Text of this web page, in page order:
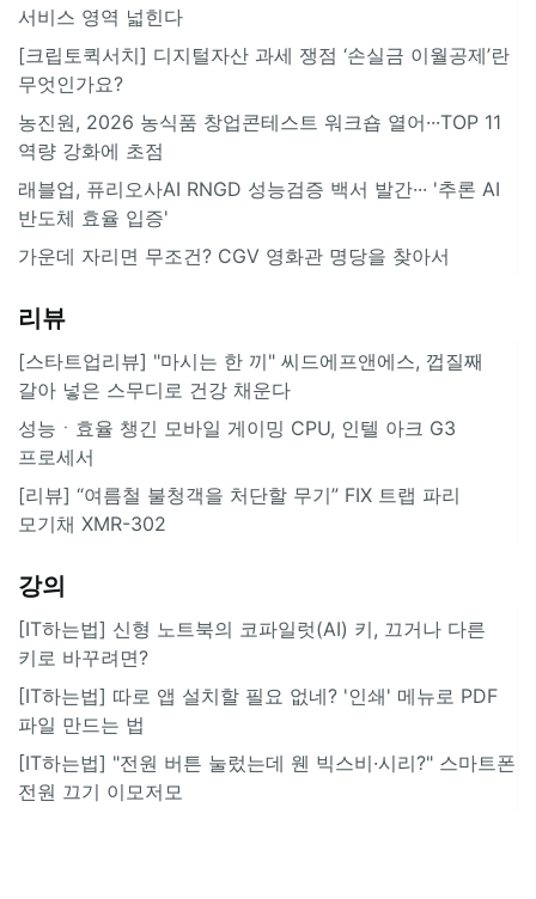
서비스 영역 넓힌다
[크립토퀵서치] 디지털자산 과세 쟁점 ‘손실금 이월공제’란
무엇인가요?
농진원, 2026 농식품 창업콘테스트 워크숍 열어···TOP 11
역량 강화에 초점
래블업, 퓨리오사AI RNGD 성능검증 백서 발간··· '추론 AI
반도체 효율 입증'
가운데 자리면 무조건? CGV 영화관 명당을 찾아서
리뷰
[스타트업리뷰] "마시는 한 끼" 씨드에프앤에스, 껍질째
갈아 넣은 스무디로 건강 채운다
성능ㆍ효율 챙긴 모바일 게이밍 CPU, 인텔 아크 G3
프로세서
[리뷰] “여름철 불청객을 처단할 무기” FIX 트랩 파리
모기채 XMR-302
강의
[IT하는법] 신형 노트북의 코파일럿(AI) 키, 끄거나 다른
키로 바꾸려면?
[IT하는법] 따로 앱 설치할 필요 없네? '인쇄' 메뉴로 PDF
파일 만드는 법
[IT하는법] "전원 버튼 눌렀는데 웬 빅스비·시리?" 스마트폰
전원 끄기 이모저모